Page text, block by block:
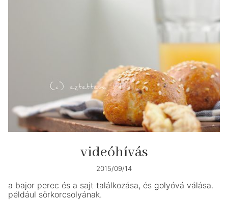
videóhívás
2015/09/14
a bajor perec és a sajt találkozása, és golyóvá válása.
például sörkorcsolyának.